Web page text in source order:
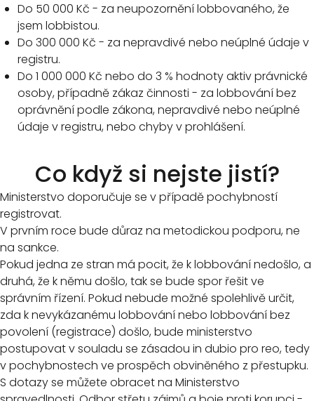
Do 50 000 Kč - za neupozornění lobbovaného, že
jsem lobbistou.
Do 300 000 Kč - za nepravdivé nebo neúplné údaje v
registru.
Do 1 000 000 Kč nebo do 3 % hodnoty aktiv právnické
osoby, případně zákaz činnosti - za lobbování bez
oprávnění podle zákona, nepravdivé nebo neúplné
údaje v registru, nebo chyby v prohlášení.
Co když si nejste jistí?
Ministerstvo doporučuje se v případě pochybností
registrovat.
V prvním roce bude důraz na metodickou podporu, ne
na sankce.
Pokud jedna ze stran má pocit, že k lobbování nedošlo, a
druhá, že k němu došlo, tak se bude spor řešit ve
správním řízení. Pokud nebude možné spolehlivě určit,
zda k nevykázanému lobbování nebo lobbování bez
povolení (registrace) došlo, bude ministerstvo
postupovat v souladu se zásadou in dubio pro reo, tedy
v pochybnostech ve prospěch obviněného z přestupku.
S dotazy se můžete obracet na Ministerstvo